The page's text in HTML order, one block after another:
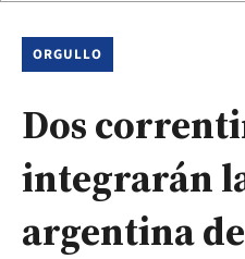
ORGULLO
Dos
integrarán
argentina